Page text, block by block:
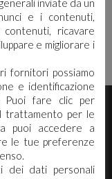
Un’
mirata
[…]
inviate da un
e i contenuti,
ricavare
e migliorare i
fornitori possiamo
e identificazione
Puoi fare clic per
trattamento per le
puoi accedere a
le tue preferenze
dei dati personali
×
login
schede tecniche è
non hai un
del tuo profilo e